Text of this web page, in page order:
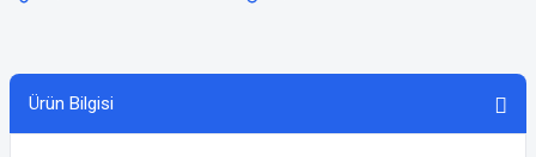
Ürün Bilgisi